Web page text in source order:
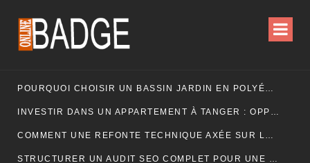
POURQUOI CHOISIR UN BASSIN JARDIN EN POLYÉTHYLÈNE FERME ?
INVESTIR DANS UN APPARTEMENT À TANGER : OPPORTUNITÉS ET POINTS ESSENTIELS À CONNAÎTRE
COMMENT UNE REFONTE TECHNIQUE AXÉE SUR LES SIGNAUX WEB ESSENTIELS A BOOSTÉ LES VENTES D’UNE BOUTIQUE EN LIGNE
STRUCTURER UN AUDIT SEO COMPLET POUR UNE PLATEFORME E-COMMERCE INTERNATIONALE